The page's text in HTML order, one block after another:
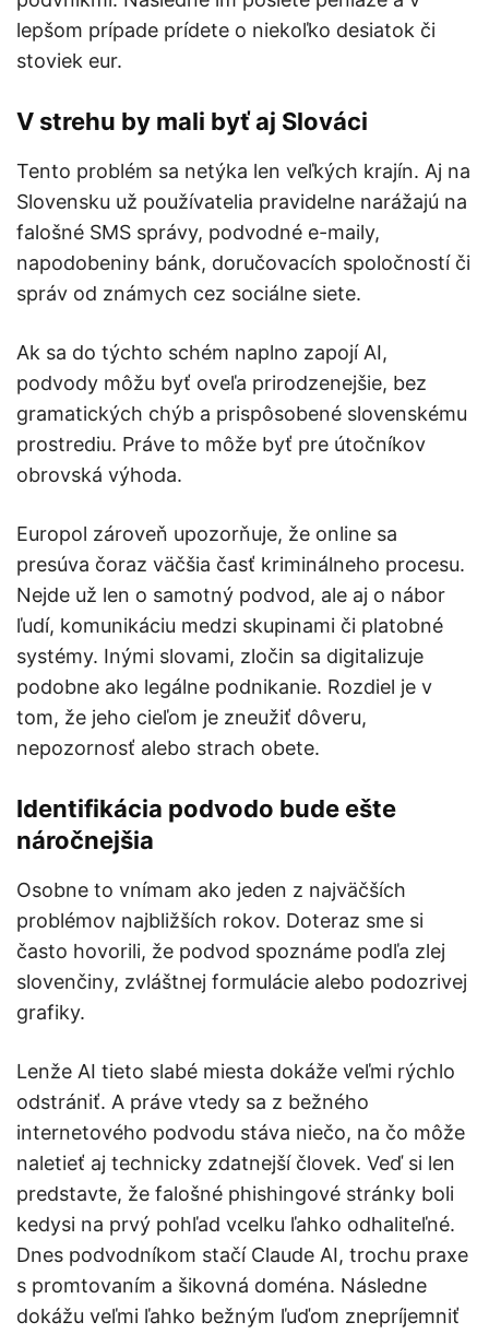
lepšom prípade prídete o niekoľko desiatok či
stoviek eur.
V strehu by mali byť aj Slováci
Tento problém sa netýka len veľkých krajín. Aj na
Slovensku už používatelia pravidelne narážajú na
falošné SMS správy, podvodné e-maily,
napodobeniny bánk, doručovacích spoločností či
správ od známych cez sociálne siete.
Ak sa do týchto schém naplno zapojí AI,
podvody môžu byť oveľa prirodzenejšie, bez
gramatických chýb a prispôsobené slovenskému
prostrediu. Práve to môže byť pre útočníkov
obrovská výhoda.
Europol zároveň upozorňuje, že online sa
presúva čoraz väčšia časť kriminálneho procesu.
Nejde už len o samotný podvod, ale aj o nábor
ľudí, komunikáciu medzi skupinami či platobné
systémy. Inými slovami, zločin sa digitalizuje
podobne ako legálne podnikanie. Rozdiel je v
tom, že jeho cieľom je zneužiť dôveru,
nepozornosť alebo strach obete.
Identifikácia podvodo bude ešte
náročnejšia
Osobne to vnímam ako jeden z najväčších
problémov najbližších rokov. Doteraz sme si
často hovorili, že podvod spoznáme podľa zlej
slovenčiny, zvláštnej formulácie alebo podozrivej
grafiky.
Lenže AI tieto slabé miesta dokáže veľmi rýchlo
odstrániť. A práve vtedy sa z bežného
internetového podvodu stáva niečo, na čo môže
naletieť aj technicky zdatnejší človek. Veď si len
predstavte, že falošné phishingové stránky boli
kedysi na prvý pohľad vcelku ľahko odhaliteľné.
Dnes podvodníkom stačí Claude AI, trochu praxe
s promtovaním a šikovná doména. Následne
dokážu veľmi ľahko bežným ľuďom znepríjemniť